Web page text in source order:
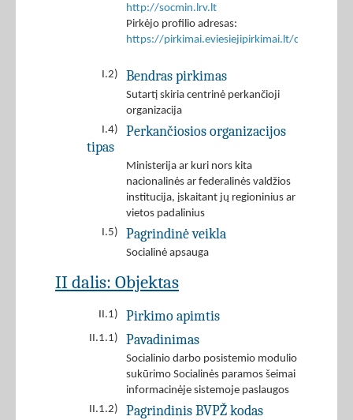
http://socmin.lrv.lt
Pirkėjo profilio adresas:
https://pirkimai.eviesiejipirkimai.lt/ctm/
I.2) Bendras pirkimas
Sutartį skiria centrinė perkančioji
organizacija
I.4)
Perkančiosios organizacijos
tipas
Ministerija ar kuri nors kita
nacionalinės ar federalinės valdžios
institucija, įskaitant jų regioninius ar
vietos padalinius
I.5)
Pagrindinė veikla
Socialinė apsauga
II dalis: Objektas
II.1) Pirkimo apimtis
II.1.1) Pavadinimas
Socialinio darbo posistemio modulio
sukūrimo Socialinės paramos šeimai
informacinėje sistemoje paslaugos
II.1.2)
Pagrindinis BVPŽ kodas